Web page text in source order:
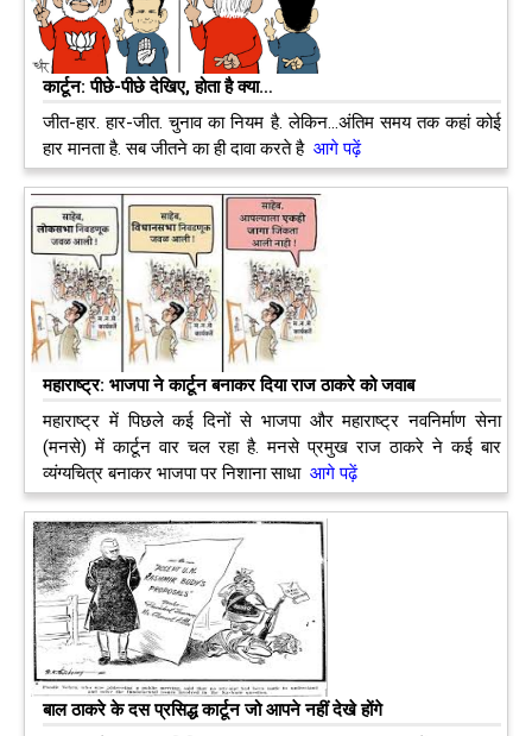
कार्टून: पीछे-पीछे देखिए, होता है क्या…
जीत-हार. हार-जीत. चुनाव का नियम है. लेकिन…अंतिम समय तक कहां कोई
हार मानता है. सब जीतने का ही दावा करते हैआगे पढ़ें
महाराष्‍ट्र: भाजपा ने कार्टून बनाकर दिया राज ठाकरे को जवाब
महाराष्‍ट्र में पिछले कई दिनों से भाजपा और महाराष्‍ट्र नवनिर्माण सेना
(मनसे) में कार्टून वार चल रहा है. मनसे प्रमुख राज ठाकरे ने कई बार
व्‍यंग्‍यचित्र बनाकर भाजपा पर निशाना साधाआगे पढ़ें
बाल ठाकरे के दस प्रसिद्ध कार्टून जो आपने नहीं देखे होंगे